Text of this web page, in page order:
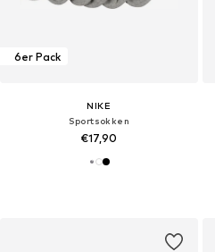
6er Pack
NIKE
Sportsokken
€17,90